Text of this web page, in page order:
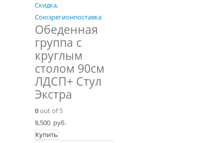
Скидка,
Союзрегионпоставка
Обеденная
группа с
круглым
столом 90см
ЛДСП+ Стул
Экстра
0out of 5
8,500 руб.
Купить